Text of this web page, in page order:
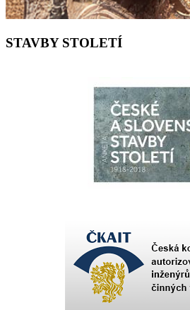
STAVBY STOLETÍ